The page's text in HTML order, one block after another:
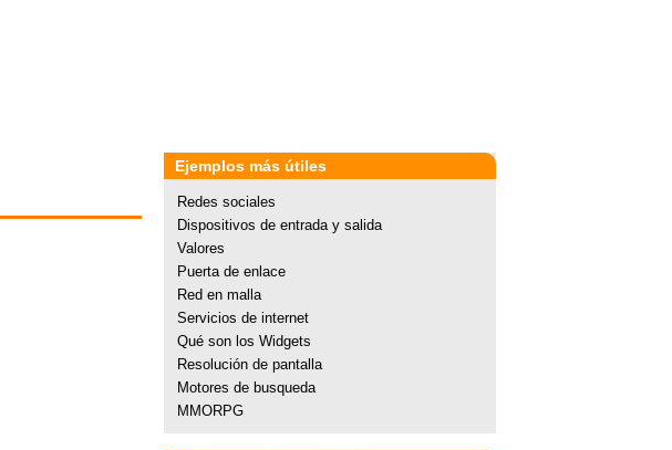
Ejemplos más útiles
Redes sociales
Dispositivos de entrada y salida
Valores
Puerta de enlace
Red en malla
Servicios de internet
Qué son los Widgets
Resolución de pantalla
Motores de busqueda
MMORPG